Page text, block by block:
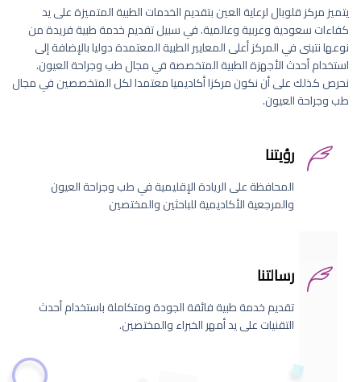
يتميز مركز قلوبال لرعاية العين بتقديم الخدمات الطبية المتميزة على يد
كفاءات سعودية وعربية وعالمية. في سبيل تقديم خدمة طبية فريدة من
نوعها نتبنى في المركز أعلى المعايير الطبية المعتمدة دوليا بالإضافة إلى
استخدام أحدث الأجهزة الطبية المتخصصة في مجال طب وجراحة العيون.
نحرص كذلك على أن نكون مركزا أكاديميا معتمدا لكل المتخصصين في مجال
طب وجراحة العيون.
رؤيتنا
المحافظة على الريادة الإقليمية في طب وجراحة العيون
والمرجعية الأكاديمية للباحثين والمختصين
رسالتنا
تقديم خدمة طبية فائقة الجودة ومتكاملة باستخدام أحدث
التقنيات على يد أمهر الخبراء والمختصين.